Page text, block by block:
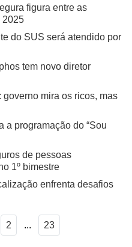
figura entre as
2025
do SUS será atendido por
tem novo diretor
governo mira os ricos, mas
a programação do “Sou
de pessoas
1º bimestre
enfrenta desafios
2 ... 23